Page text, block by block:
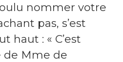
nommer votre
pas, s’est
haut : « C’est
de Mme de